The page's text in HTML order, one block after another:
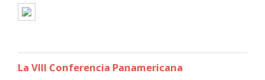
La VIII Conferencia Panamericana